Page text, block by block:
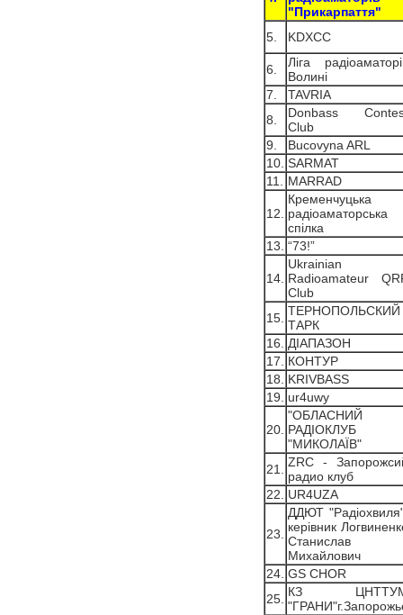
"Прикарпаття"
5.
KDXCC
6.
Лiга
Волинi
7.
TAVRIA
8.
Donbass
Club
9.
Bucovyna ARL
10. SARMAT
11. MARRAD
12.
Кременчуцька
радіоаматорська
спілка
13. “73!”
14.
Ukrainian
Radioamateur
Club
15. ТЕРНОПОЛЬСКИЙ
ТАРК
16. ДІАПАЗОН
17. КОНТУР
18. KRIVBASS
19. ur4uwy
20.
"ОБЛАСНИЙ
РАДІОКЛУБ
"МИКОЛАЇВ"
21. ZRC -
радио клуб
22. UR4UZA
23.
ДДЮТ
керiвник
Станислав
Михайлович
24. GS CHOR
25. КЗ